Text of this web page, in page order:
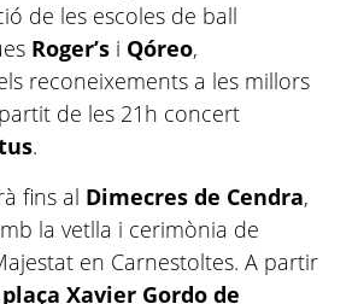
de les escoles de ball
Roger’s i Qóreo,
reconeixements a les millors
de les 21h concert
.
fins al Dimecres de Cendra,
la vetlla i cerimònia de
en Carnestoltes. A partir
plaça Xavier Gordo de